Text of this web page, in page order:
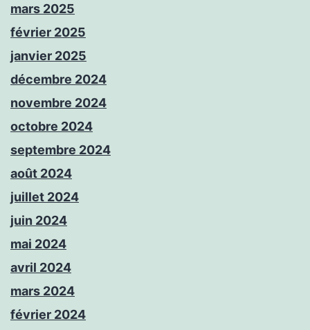
mars 2025
février 2025
janvier 2025
décembre 2024
novembre 2024
octobre 2024
septembre 2024
août 2024
juillet 2024
juin 2024
mai 2024
avril 2024
mars 2024
février 2024